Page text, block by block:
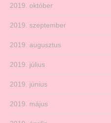
2019. október
2019. szeptember
2019. augusztus
2019. július
2019. június
2019. május